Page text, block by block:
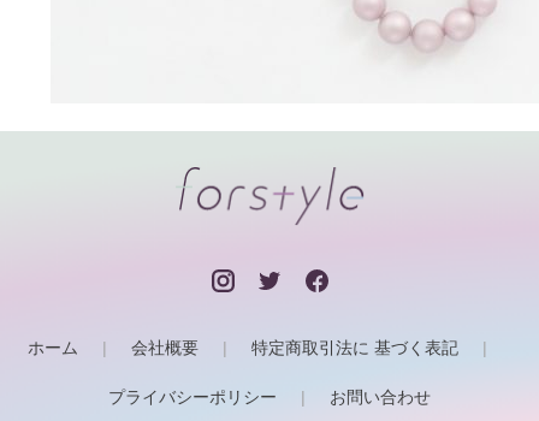
ホーム 会社概要 特定商取引法に 基づく表記
プライバシーポリシー お問い合わせ